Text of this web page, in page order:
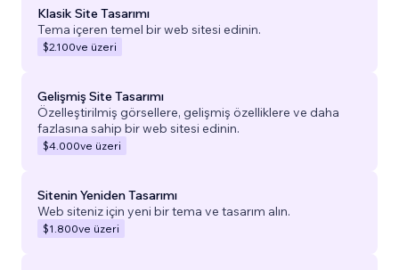
Klasik Site Tasarımı
Tema içeren temel bir web sitesi edinin.
$2.100ve üzeri
Gelişmiş Site Tasarımı
Özelleştirilmiş görsellere, gelişmiş özelliklere ve daha
fazlasına sahip bir web sitesi edinin.
$4.000ve üzeri
Sitenin Yeniden Tasarımı
Web siteniz için yeni bir tema ve tasarım alın.
$1.800ve üzeri